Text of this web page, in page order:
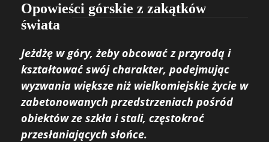
Opowieści górskie z zakątków
świata
Jeżdżę w góry, żeby obcować z przyrodą i
kształtować swój charakter, podejmując
wyzwania większe niż wielkomiejskie życie w
zabetonowanych przedstrzeniach pośród
obiektów ze szkła i stali, częstokroć
przesłaniających słońce.